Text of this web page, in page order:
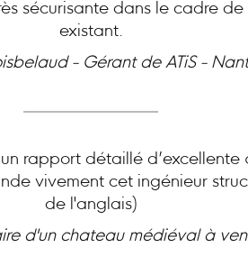
sécurisante dans le cadre
existant.
- Gérant de ATiS -
rapport détaillé
vivement cet ingénieur
de l'anglais)
d'un chateau médiéval à